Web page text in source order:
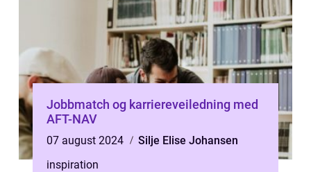
Jobbmatch og karriereveiledning med
AFT-NAV
07 august 2024
Silje Elise Johansen
inspiration